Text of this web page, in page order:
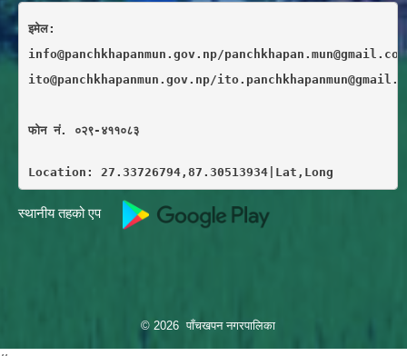
इमेल:
info@panchkhapanmun.gov.np/
ito@panchkhapanmun.gov.np/
फाेन नं. ०२९-४११०८३
Location: 27.33726794,87.30513934|Lat,Long
स्थानीय तहको एप
© 2026 पाँचखपन नगरपालिका